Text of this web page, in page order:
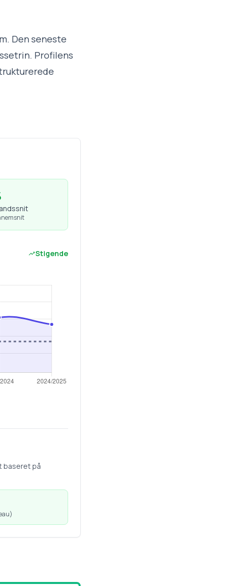
Den seneste
Profilens
Stigende
baseret på
)